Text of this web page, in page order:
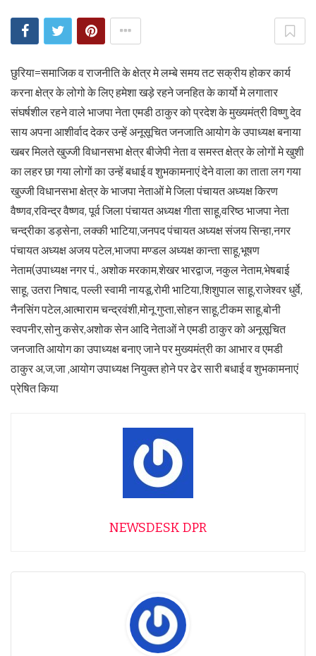
छुरिया=समाजिक व राजनीति के क्षेत्र मे लम्बे समय तट सक्रीय होकर कार्य
करना क्षेत्र के लोगो के लिए हमेशा खड़े रहने जनहित के कार्यो मे लगातार
संघर्षशील रहने वाले भाजपा नेता एमडी ठाकुर को प्रदेश के मुख्यमंत्री विष्णु देव
साय अपना आशीर्वाद देकर उन्हें अनूसूचित जनजाति आयोग के उपाध्यक्ष बनाया
खबर मिलते खुज्जी विधानसभा क्षेत्र बीजेपी नेता व समस्त क्षेत्र के लोगों मे खुशी
का लहर छा गया लोगों का उन्हें बधाई व शुभकामनाएं देने वाला का ताता लग गया
खुज्जी विधानसभा क्षेत्र के भाजपा नेताओं मे जिला पंचायत अध्यक्ष किरण
वैष्णव,रविन्द्र वैष्णव, पूर्व जिला पंचायत अध्यक्ष गीता साहू,वरिष्ठ भाजपा नेता
चन्द्रीका डड़सेना, लक्की भाटिया,जनपद पंचायत अध्यक्ष संजय सिन्हा,नगर
पंचायत अध्यक्ष अजय पटेल,भाजपा मण्डल अध्यक्ष कान्ता साहू,भूषण
नेताम(उपाध्यक्ष नगर पं., अशोक मरकाम,शेखर भारद्वाज, नकुल नेताम,भेषबाई
साहू, उतरा निषाद, पल्ली स्वामी नायडू,रोमी भाटिया,शिशुपाल साहू,राजेश्वर धुर्वे,
नैनसिंग पटेल,आत्माराम चन्द्रवंशी,मोनू गुप्ता,सोहन साहू,टीकम साहू,बोनी
स्वपनीर,सोनु कसेर,अशोक सेन आदि नेताओं ने एमडी ठाकुर को अनूसूचित
जनजाति आयोग का उपाध्यक्ष बनाए जाने पर मुख्यमंत्री का आभार व एमडी
ठाकुर अ,ज,जा ,आयोग उपाध्यक्ष नियुक्त होने पर ढेर सारी बधाई व शुभकामनाएं
प्रेषित किया
NEWSDESK DPR